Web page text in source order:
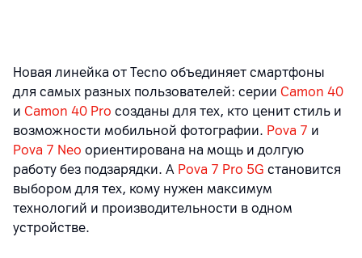
Новая линейка от Tecno объединяет смартфоны
для самых разных пользователей: серии Camon 40
и Camon 40 Pro созданы для тех, кто ценит стиль и
возможности мобильной фотографии. Pova 7 и
Pova 7 Neo ориентирована на мощь и долгую
работу без подзарядки. А Pova 7 Pro 5G становится
выбором для тех, кому нужен максимум
технологий и производительности в одном
устройстве.